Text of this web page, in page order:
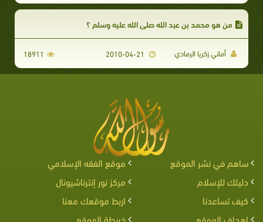
من هو محمد بن عبد الله صلى الله عليه وسلم ؟
أماني زكريا الرمادي 18911
ساهم في نشر الموقع
موقع الفقه الإسلامي
دليلك للإسلام
مركز نور إنترناشيونال
كيف تساعدنا
اربط موقعك معنا
اهداف الموقع
خريطة الموقع